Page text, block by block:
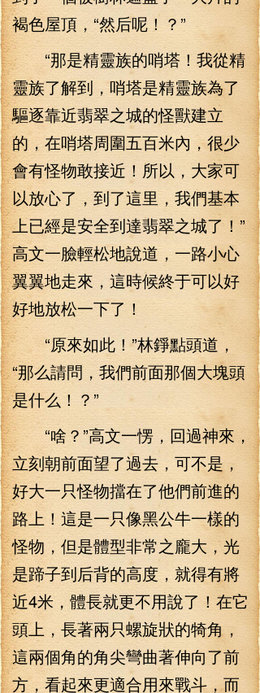
褐色屋頂，“然后呢！？”
“那是精靈族的哨塔！我從精
靈族了解到，哨塔是精靈族為了
驅逐靠近翡翠之城的怪獸建立
的，在哨塔周圍五百米內，很少
會有怪物敢接近！所以，大家可
以放心了，到了這里，我們基本
上已經是安全到達翡翠之城了！”
高文一臉輕松地說道，一路小心
翼翼地走來，這時候終于可以好
好地放松一下了！
“原來如此！”林錚點頭道，
“那么請問，我們前面那個大塊頭
是什么！？”
“啥？”高文一愣，回過神來，
立刻朝前面望了過去，可不是，
好大一只怪物擋在了他們前進的
路上！這是一只像黑公牛一樣的
怪物，但是體型非常之龐大，光
是蹄子到后背的高度，就得有將
近4米，體長就更不用說了！在它
頭上，長著兩只螺旋狀的犄角，
這兩個角的角尖彎曲著伸向了前
方，看起來更適合用來戰斗，而